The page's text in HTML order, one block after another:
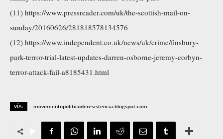
(11) https://www.pressreader.com/uk/the-scottish-mail-on-
sunday/20160626/281818578134576
(12) https://www.independent.co.uk/news/uk/crime/finsbury-
park-terror-trial-latest-updates-darren-osborne-jeremy-corbyn-
terror-attack-fail-a8185431.html
VÍA: movimientopoliticoderesistencia.blogspot.com